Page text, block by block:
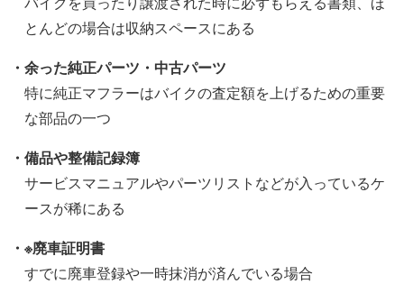
とんどの場合は収納スペースにある
・余った純正パーツ・中古パーツ
特に純正マフラーはバイクの査定額を上げるための重要
な部品の一つ
・備品や整備記録簿
サービスマニュアルやパーツリストなどが入っているケ
ースが稀にある
・※廃車証明書
すでに廃車登録や一時抹消が済んでいる場合